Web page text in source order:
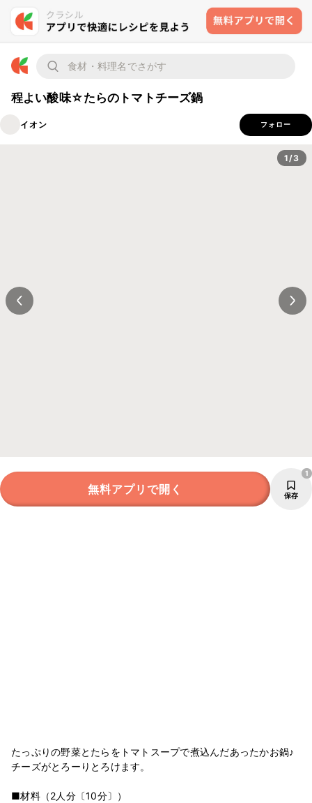
程よい酸味☆たらのトマトチーズ鍋
イオン フォロー
1/3
無料アプリで開く 保存
1
たっぷりの野菜とたらをトマトスープで煮込んだあったかお鍋♪
チーズがとろーりとろけます。
■材料（2人分〔10分〕）